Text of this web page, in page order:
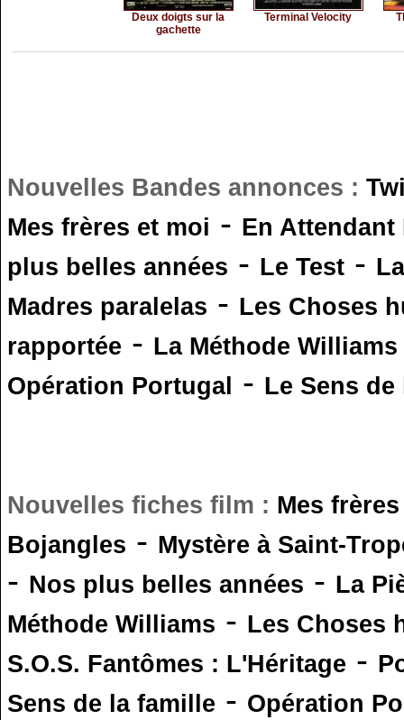
Deux doigts sur la
gachette
Terminal Velocity
Nouvelles Bandes annonces :
Mes frères et moi - En
plus belles années - Le Test -
Madres paralelas - Les Choses
rapportée - La Méthode Williams
Opération Portugal - Le Sens
Nouvelles fiches film : Mes
Bojangles - Mystère à Saint-
- Nos plus belles années - La
Méthode Williams - Les Choses
S.O.S. Fantômes : L'Héritage -
Sens de la famille - Opération